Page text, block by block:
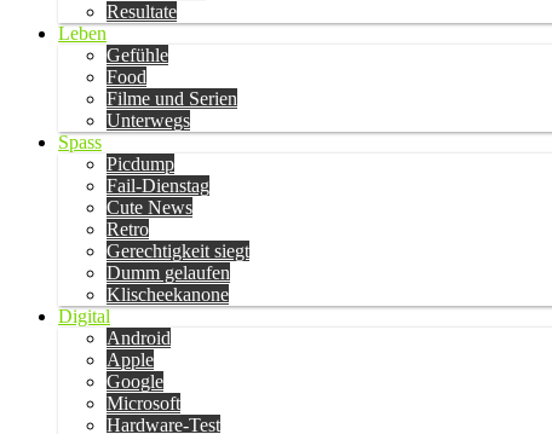
Resultate
Leben
Gefühle
Food
Filme und Serien
Unterwegs
Spass
Picdump
Fail-Dienstag
Cute News
Retro
Gerechtigkeit siegt
Dumm gelaufen
Klischeekanone
Digital
Android
Apple
Google
Microsoft
Hardware-Test